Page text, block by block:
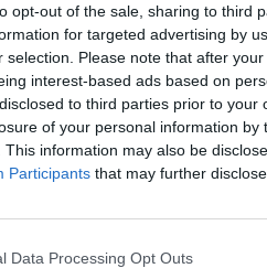
opt-out of the sale, sharing to third
for targeted advertising by
selection. Please note that after
interest-based ads based on
to third parties prior to
of your personal information by
This information may also be
Participants that may further
Data Processing Opt Outs
της Attica Bank